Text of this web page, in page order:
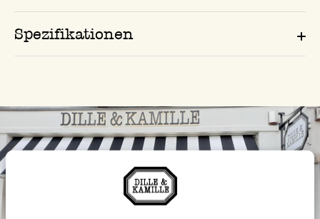
Spezifikationen